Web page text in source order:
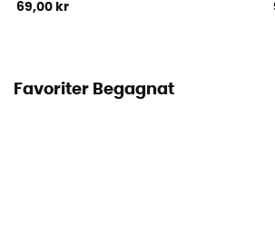
69,00 kr
Favoriter Begagnat